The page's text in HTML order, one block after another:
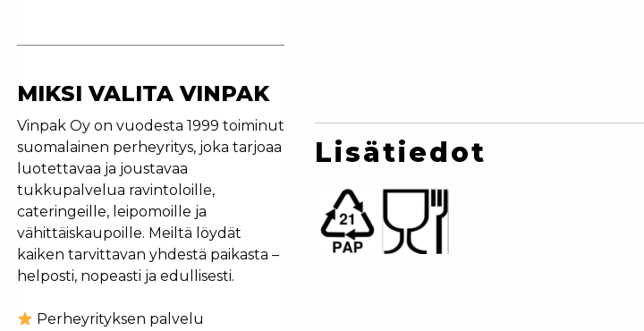
MIKSI VALITA VINPAK
Vinpak Oy on vuodesta 1999 toiminut
suomalainen perheyritys, joka tarjoaa
luotettavaa ja joustavaa
tukkupalvelua ravintoloille,
cateringeille, leipomoille ja
vähittäiskaupoille. Meiltä löydät
kaiken tarvittavan yhdestä paikasta –
helposti, nopeasti ja edullisesti.
Perheyrityksen palvelu
Lisätiedot